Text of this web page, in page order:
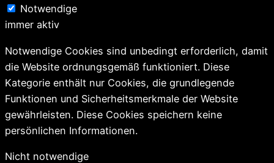
Notwendige
immer aktiv
Notwendige Cookies sind unbedingt erforderlich, damit
die Website ordnungsgemäß funktioniert. Diese
Kategorie enthält nur Cookies, die grundlegende
Funktionen und Sicherheitsmerkmale der Website
gewährleisten. Diese Cookies speichern keine
persönlichen Informationen.
Nicht notwendige